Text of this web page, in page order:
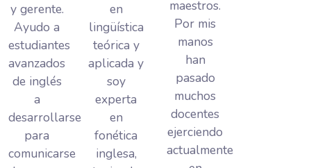
y gerente.
Ayudo a
estudiantes
avanzados
de inglés
a
desarrollarse
para
comunicarse
en
lingüística
teórica y
aplicada y
soy
experta
en
fonética
inglesa,
maestros.
Por mis
manos
han
pasado
muchos
docentes
ejerciendo
actualmente